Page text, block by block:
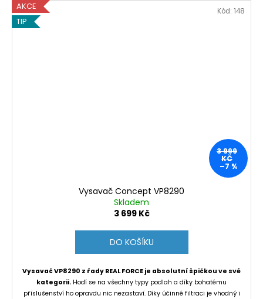
AKCE
TIP
3 999
KČ
–7 %
Vysavač Concept VP8290
Skladem
3 699 Kč
DO KOŠÍKU
Vysavač VP8290 z řady REAL FORCE je absolutní špičkou ve své
kategorii. Hodí se na všechny typy podlah a díky bohatému
příslušenství ho opravdu nic nezastaví. Díky účinné filtraci je vhodný i
Kód: 148